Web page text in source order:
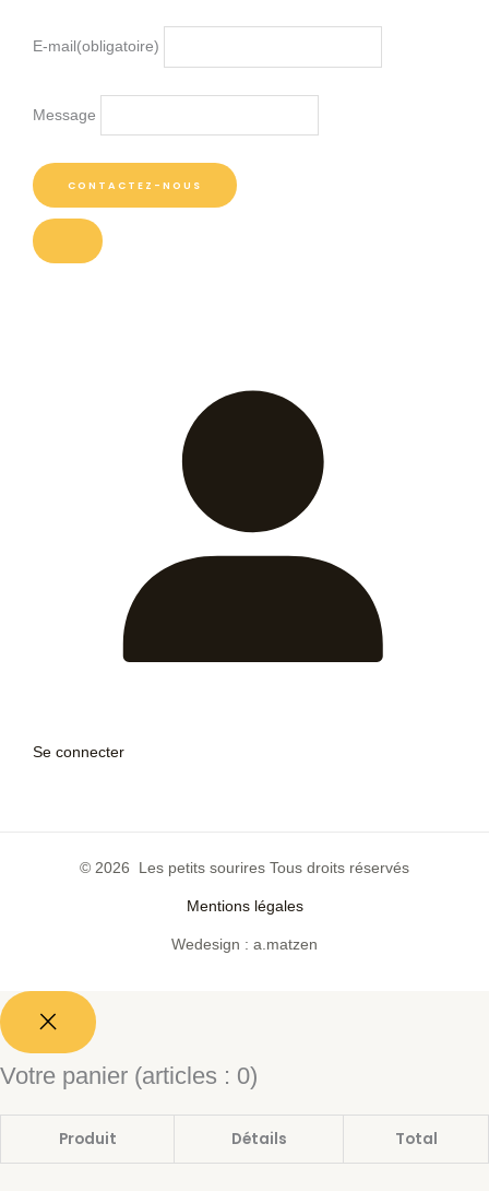
E-mail (obligatoire)
Message
CONTACTEZ-NOUS
Se connecter
© 2026 Les petits sourires Tous droits réservés
Mentions légales
Wedesign : a.matzen
Votre panier (articles : 0)
Produit Détails Total